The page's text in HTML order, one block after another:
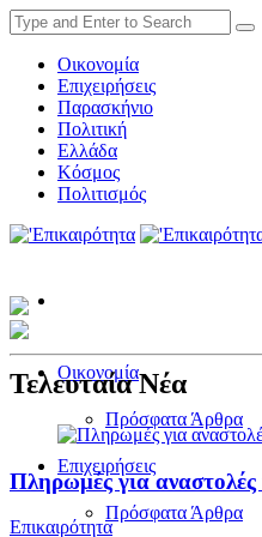
Οικονομία
Επιχειρήσεις
Παρασκήνιο
Πολιτική
Ελλάδα
Κόσμος
Πολιτισμός
Οικονομία
Πρόσφατα Άρθρα
Επιχειρήσεις
Πρόσφατα Άρθρα
Τελευταία Νέα
Πληρωμές για αναστολές
Επικαιρότητα